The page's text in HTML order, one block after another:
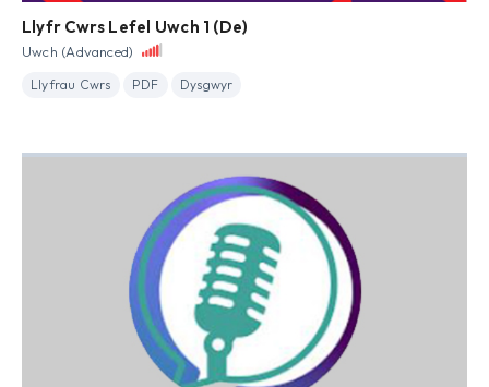
Llyfr Cwrs Lefel Uwch 1 (De)
Uwch (Advanced)
Llyfrau Cwrs PDF Dysgwyr